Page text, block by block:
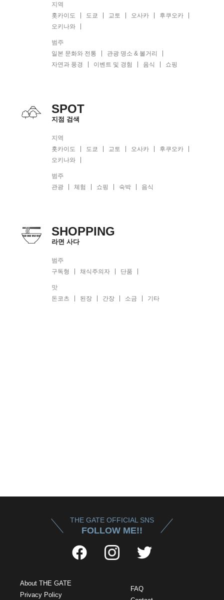
지역
홋카이도
도쿄 교토 오사카
후쿠오카
오키나와
범주
일본 문화와 전통
관광 명소 & 볼거리
자연과 풍경
이벤트 및 경험 음식 쇼핑
SPOT
지점 검색
지역
홋카이도
도쿄 교토 오사카
후쿠오카
오키나와
범주
관광
체험 쇼핑 숙박 음식
SHOPPING
라면 사다
범주
구독형
채식주의자 단품
맛
돈코츠
된장 간장 소금 기타
THE GATE OFFICIAL SNS
FOLLOW ME!!
About THE GATE
Privacy Policy
FAQ